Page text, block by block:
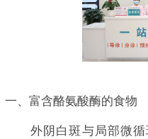
一、富含酪氨酸酶的食物
外阴白斑与局部微循